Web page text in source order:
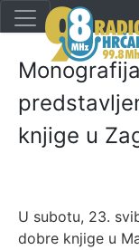
knjige u
U subotu, 23.
dobre knjige u